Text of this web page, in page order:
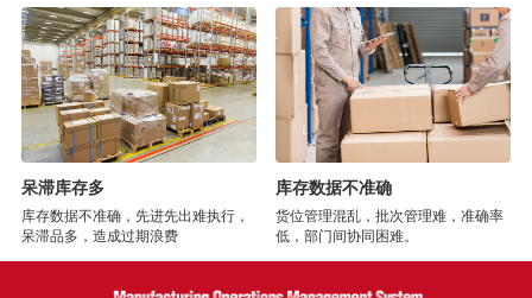
呆滞库存多
库存数据不准确，先进先出难执行，
呆滞品多，造成过期浪费
库存数据不准确
货位管理混乱，批次管理难，准确率
低，部门间协同困难。